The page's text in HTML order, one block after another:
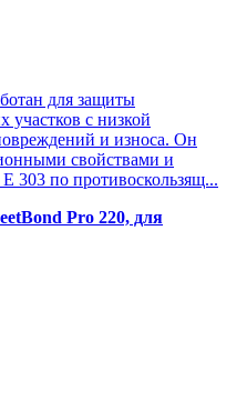
для защиты
участков с низкой
и износа. Он
свойствами и
303 по противоскользящ...
Pro 220, для